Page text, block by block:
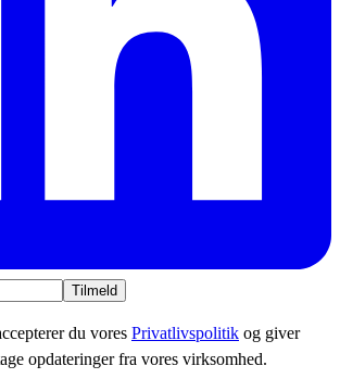
Tilmeld
du vores Privatlivspolitik og giver
opdateringer fra vores virksomhed.